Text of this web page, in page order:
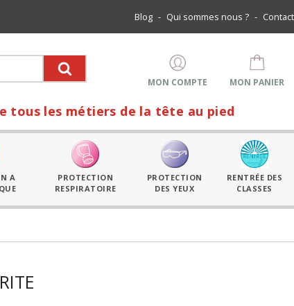
Blog - Qui sommes nous ? - Contact
MON COMPTE MON PANIER
métiers de la tête au pied
A
PROTECTION
RESPIRATOIRE
PROTECTION
DES YEUX
RENTRÉE DES
CLASSES